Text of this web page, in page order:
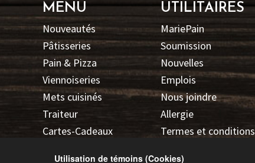
Utilisation de témoins (Cookies)
MENU
Nouveautés
Pâtisseries
Pain & Pizza
Viennoiseries
Mets cuisinés
Traiteur
Cartes-Cadeaux
UTILITAIRES
MariePain
Soumission
Nouvelles
Emplois
Nous joindre
Allergie
Termes et conditions